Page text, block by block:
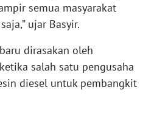
semua masyarakat
ujar Basyir.
dirasakan oleh
salah satu pengusaha
diesel untuk pembangkit